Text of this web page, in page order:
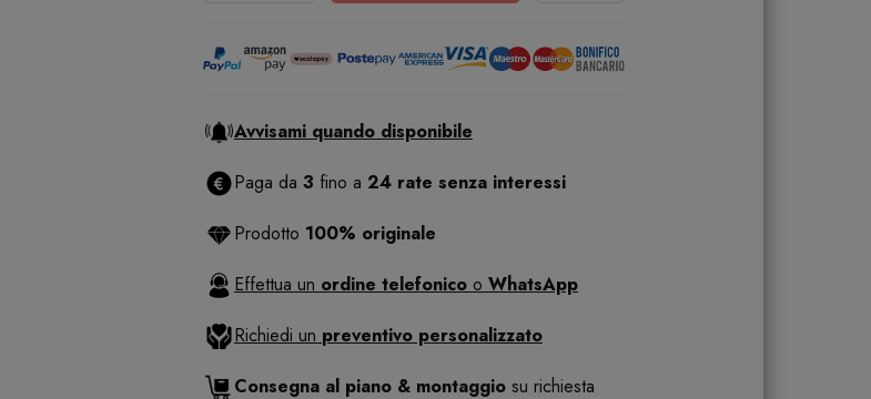
Avvisami quando disponibile
Paga da 3 fino a 24 rate senza interessi
Prodotto 100% originale
Effettua un ordine telefonico o WhatsApp
Richiedi un preventivo personalizzato
Consegna al piano & montaggio su richiesta